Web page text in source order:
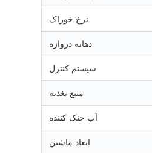
نرخ خوراک
دهانه دروازه
سیستم کنترل
منبع تغذیه
آب خنک کننده
ابعاد ماشین